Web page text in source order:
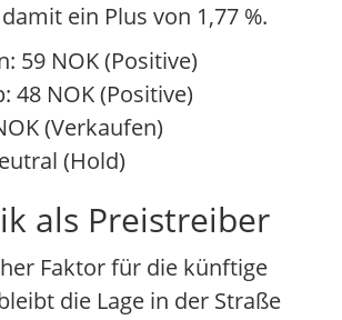
ein Plus von 1,77 %.
59 NOK (Positive)
48 NOK (Positive)
(Verkaufen)
(Hold)
als Preistreiber
Faktor für die künftige
die Lage in der Straße